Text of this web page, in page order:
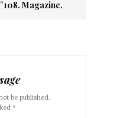
Magazine.
be published.
*